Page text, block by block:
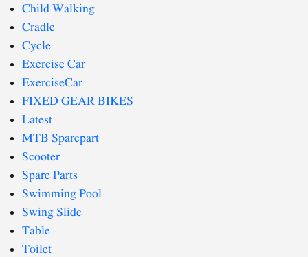
Child Walking
Cradle
Cycle
Exercise Car
ExerciseCar
FIXED GEAR BIKES
Latest
MTB Sparepart
Scooter
Spare Parts
Swimming Pool
Swing Slide
Table
Toilet